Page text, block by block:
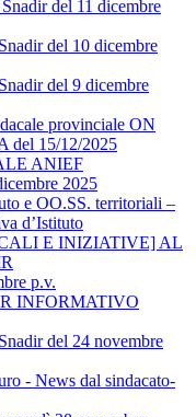
del 11 dicembre
del 10 dicembre
del 9 dicembre
provinciale ON
del 15/12/2025
ANIEF
2025
e OO.SS. territoriali –
d’Istituto
E INIZIATIVE] AL
p.v.
INFORMATIVO
del 24 novembre
- News dal sindacato-